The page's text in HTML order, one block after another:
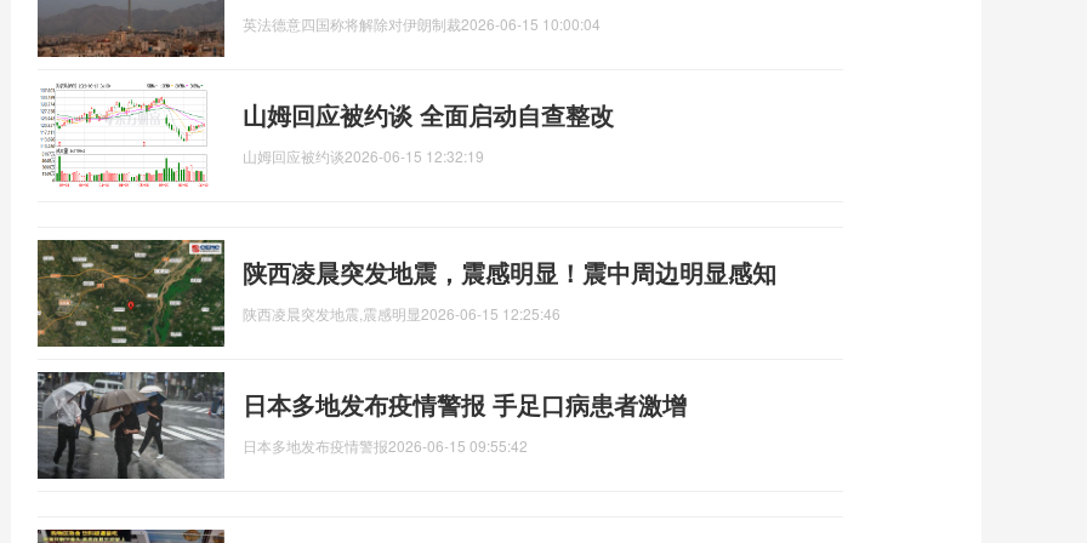
英法德意四国称将解除对伊朗制裁2026-06-15 10:00:04
山姆回应被约谈 全面启动自查整改
山姆回应被约谈2026-06-15 12:32:19
陕西凌晨突发地震，震感明显！震中周边明显感知
陕西凌晨突发地震,震感明显2026-06-15 12:25:46
日本多地发布疫情警报 手足口病患者激增
日本多地发布疫情警报2026-06-15 09:55:42